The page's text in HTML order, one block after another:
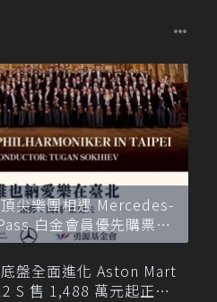
尖樂團相遇 Mercedes-
白金會員優先購票維
盤全面進化 Aston Mart
S 售 1,488 萬元起正式